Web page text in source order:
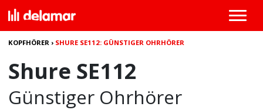
KOPFHÖRER › SHURE SE112: GÜNSTIGER OHRHÖRER
Shure SE112
Günstiger Ohrhörer